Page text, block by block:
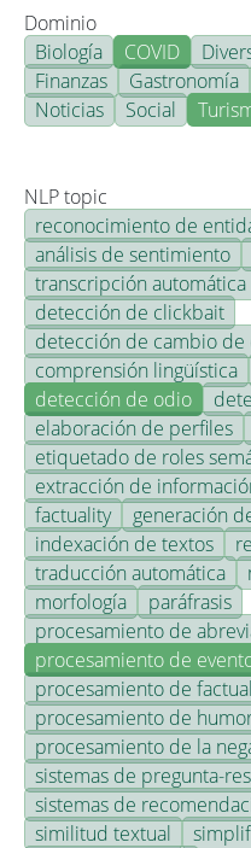
Dominio
Biología
COVID
Finanzas
Gastronomía
Noticias
Social
NLP topic
reconocimiento de
análisis de sentimiento
transcripción automática
detección de clickbait
detección de cambio de
comprensión lingüística
detección de odio
elaboración de perfiles
etiquetado de roles
extracción de
factuality
generación
indexación de textos
traducción automática
morfología
paráfrasis
procesamiento de
procesamiento de
procesamiento de
procesamiento de
procesamiento de la
sistemas de pregunta-
sistemas de
similitud textual